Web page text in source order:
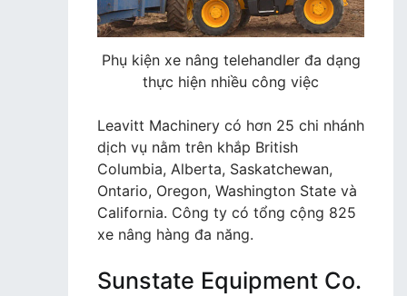
Phụ kiện xe nâng telehandler đa dạng
thực hiện nhiều công việc
Leavitt Machinery có hơn 25 chi nhánh
dịch vụ nằm trên khắp British
Columbia, Alberta, Saskatchewan,
Ontario, Oregon, Washington State và
California. Công ty có tổng cộng 825
xe nâng hàng đa năng.
Sunstate Equipment Co.